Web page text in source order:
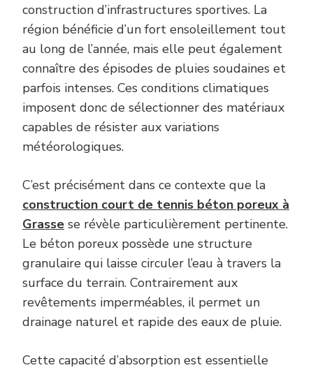
construction d’infrastructures sportives. La
région bénéficie d’un fort ensoleillement tout
au long de l’année, mais elle peut également
connaître des épisodes de pluies soudaines et
parfois intenses. Ces conditions climatiques
imposent donc de sélectionner des matériaux
capables de résister aux variations
météorologiques.
C’est précisément dans ce contexte que la
construction court de tennis béton poreux à
Grasse se révèle particulièrement pertinente.
Le béton poreux possède une structure
granulaire qui laisse circuler l’eau à travers la
surface du terrain. Contrairement aux
revêtements imperméables, il permet un
drainage naturel et rapide des eaux de pluie.
Cette capacité d’absorption est essentielle